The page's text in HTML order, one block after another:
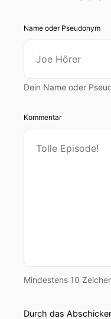
Name oder Pseudonym
Dein Name oder
Kommentar
Mindestens 10
Durch das